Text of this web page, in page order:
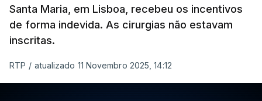
Santa Maria, em Lisboa, recebeu os incentivos
de forma indevida. As cirurgias não estavam
inscritas.
RTP / atualizado 11 Novembro 2025, 14:12